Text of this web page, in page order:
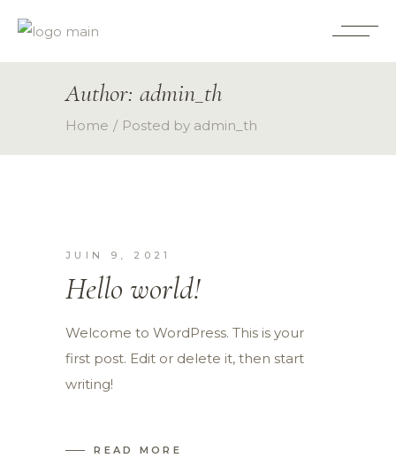
Author: admin_th
Home Posted by admin_th
JUIN 9, 2021
Hello world!
Welcome to WordPress. This is your
first post. Edit or delete it, then start
writing!
READ MORE